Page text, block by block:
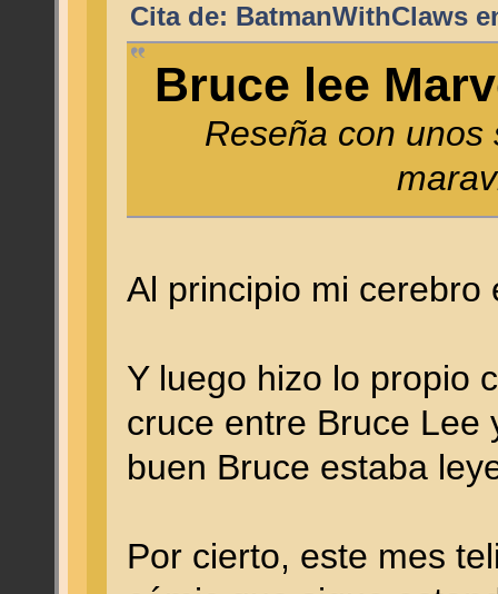
Cita de: BatmanWithClaws
Bruce lee
Reseña con unos
Al principio mi
Y luego hizo lo propio
cruce entre Bruce Lee
buen Bruce estaba
Por cierto, este mes